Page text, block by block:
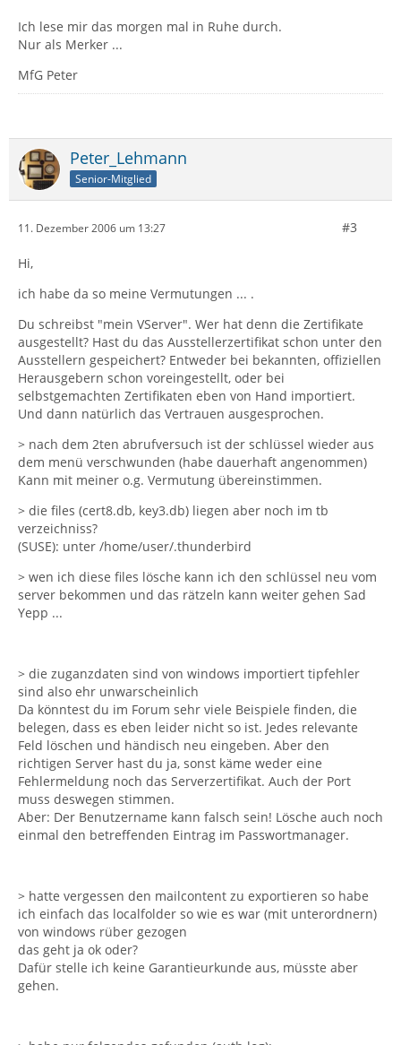
Ich lese mir das morgen mal in Ruhe durch.
Nur als Merker ...
MfG Peter
Peter_Lehmann
Senior-Mitglied
11. Dezember 2006 um 13:27 #3
Hi,
ich habe da so meine Vermutungen ... .
Du schreibst "mein VServer". Wer hat denn die Zertifikate
ausgestellt? Hast du das Ausstellerzertifikat schon unter den
Ausstellern gespeichert? Entweder bei bekannten, offiziellen
Herausgebern schon voreingestellt, oder bei
selbstgemachten Zertifikaten eben von Hand importiert.
Und dann natürlich das Vertrauen ausgesprochen.
> nach dem 2ten abrufversuch ist der schlüssel wieder aus
dem menü verschwunden (habe dauerhaft angenommen)
Kann mit meiner o.g. Vermutung übereinstimmen.
> die files (cert8.db, key3.db) liegen aber noch im tb
verzeichniss?
(SUSE): unter /home/user/.thunderbird
> wen ich diese files lösche kann ich den schlüssel neu vom
server bekommen und das rätzeln kann weiter gehen Sad
Yepp ...
> die zuganzdaten sind von windows importiert tipfehler
sind also ehr unwarscheinlich
Da könntest du im Forum sehr viele Beispiele finden, die
belegen, dass es eben leider nicht so ist. Jedes relevante
Feld löschen und händisch neu eingeben. Aber den
richtigen Server hast du ja, sonst käme weder eine
Fehlermeldung noch das Serverzertifikat. Auch der Port
muss deswegen stimmen.
Aber: Der Benutzername kann falsch sein! Lösche auch noch
einmal den betreffenden Eintrag im Passwortmanager.
> hatte vergessen den mailcontent zu exportieren so habe
ich einfach das localfolder so wie es war (mit unterordnern)
von windows rüber gezogen
das geht ja ok oder?
Dafür stelle ich keine Garantieurkunde aus, müsste aber
gehen.